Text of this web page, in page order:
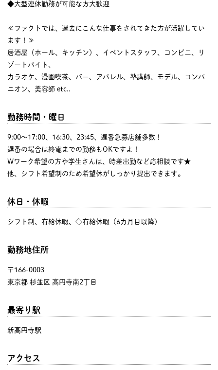
◆大型連休勤務が可能な方大歓迎
≪ファクトでは、過去にこんな仕事をされてきた方が活躍してい
ます！≫
居酒屋（ホール、キッチン）、イベントスタッフ、コンビニ、リ
ゾートバイト、
カラオケ、漫画喫茶、バー、アパレル、塾講師、モデル、コンパ
ニオン、美容師 etc..
勤務時間・曜日
9:00〜17:00、16:30、23:45、遅番急募店舗多数！
遅番の場合は終電までの勤務もOKですよ！
Wワーク希望の方や学生さんは、時差出勤など応相談です★
他、シフト希望制のため希望休がしっかり提出できます。
休日・休暇
シフト制、有給休暇、◇有給休暇（6カ月目以降）
勤務地住所
〒166-0003
東京都 杉並区 高円寺南2丁目
最寄り駅
新高円寺駅
アクセス